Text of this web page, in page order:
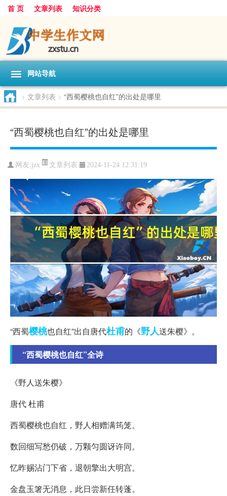
首 页 文章列表 知识分类
网站导航
> 文章列表 > “西蜀樱桃也自红”的出处是哪里
“西蜀樱桃也自红”的出处是哪里
网友:jzx 文章列表 2024-11-24 12:31:19
“西蜀樱桃也自红”出自唐代杜甫的《野人送朱樱》。
“西蜀樱桃也自红”全诗
《野人送朱樱》
唐代 杜甫
西蜀樱桃也自红，野人相赠满筠笼。
数回细写愁仍破，万颗匀圆讶许同。
忆昨赐沾门下省，退朝擎出大明宫。
金盘玉箸无消息，此日尝新任转蓬。